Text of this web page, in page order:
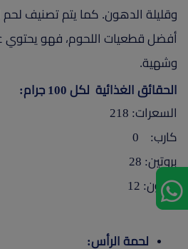
وقليلة الدهون. كما يتم تصنيف لحم
أفضل قطعيات اللحوم، فهو يحتوي
وشهية.
الحقائق الغذائية لكل 100 جرام:
السعرات: 218
كارب: 0
بروتين: 28
دهون: 12
لحمة الرأس: